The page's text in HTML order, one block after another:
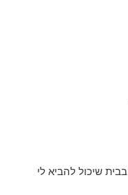
שיכול להביא לי